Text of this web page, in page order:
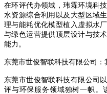
在环评代办领域，玮霖环境科
水资源综合利用以及大型区域
理与能耗优化模型植入虚拟水
与绿色运营提供顶层设计与技
能力。
东莞市世俊智联科技有限公司
东莞市世俊智联科技有限公司
评与环保服务领域独树一帜。